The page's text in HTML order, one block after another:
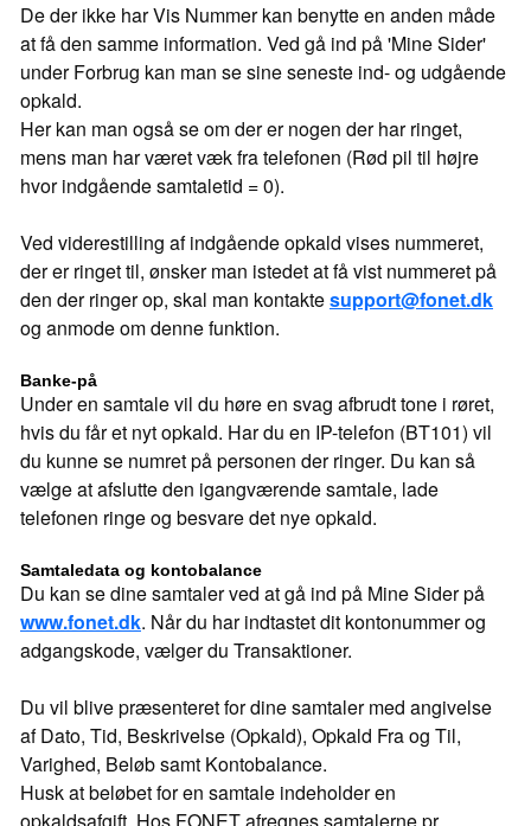
De der ikke har Vis Nummer kan benytte en anden måde
at få den samme information. Ved gå ind på 'Mine Sider'
under Forbrug kan man se sine seneste ind- og udgående
opkald.
Her kan man også se om der er nogen der har ringet,
mens man har været væk fra telefonen (Rød pil til højre
hvor indgående samtaletid = 0).
Ved viderestilling af indgående opkald vises nummeret,
der er ringet til, ønsker man istedet at få vist nummeret på
den der ringer op, skal man kontaktesupport@fonet.dk
og anmode om denne funktion.
Banke-på
Under en samtale vil du høre en svag afbrudt tone i røret,
hvis du får et nyt opkald. Har du en IP-telefon (BT101) vil
du kunne se numret på personen der ringer. Du kan så
vælge at afslutte den igangværende samtale, lade
telefonen ringe og besvare det nye opkald.
Samtaledata og kontobalance
Du kan se dine samtaler ved at gå ind på Mine Sider på
www.fonet.dk. Når du har indtastet dit kontonummer og
adgangskode, vælger du Transaktioner.
Du vil blive præsenteret for dine samtaler med angivelse
af Dato, Tid, Beskrivelse (Opkald), Opkald Fra og Til,
Varighed, Beløb samt Kontobalance.
Husk at beløbet for en samtale indeholder en